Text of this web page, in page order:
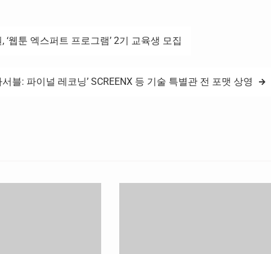
‘웹툰 엑스퍼트 프로그램’ 2기 교육생 모집
서블: 파이널 레코닝’ SCREENX 등 기술 특별관 전 포맷 상영